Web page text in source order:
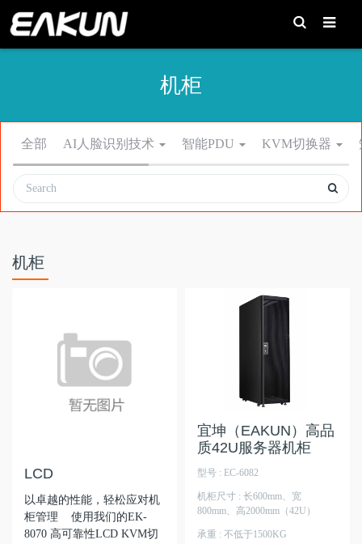
T
o
g
r
h
机柜
全部 AI人脸识别技术 智能PDU KVM切换器
机柜
LCD
以卓越的性能，轻松应对机
柜管理 使用我们的EK-
8070 高可靠性LCD KVM切
宜坤（EAKUN）高品
质42U服务器机柜
型号 : EC-6082
机柜尺寸 : 长600mm、宽
800mm、高2000mm（42U）
承重 : 不低于1500KG